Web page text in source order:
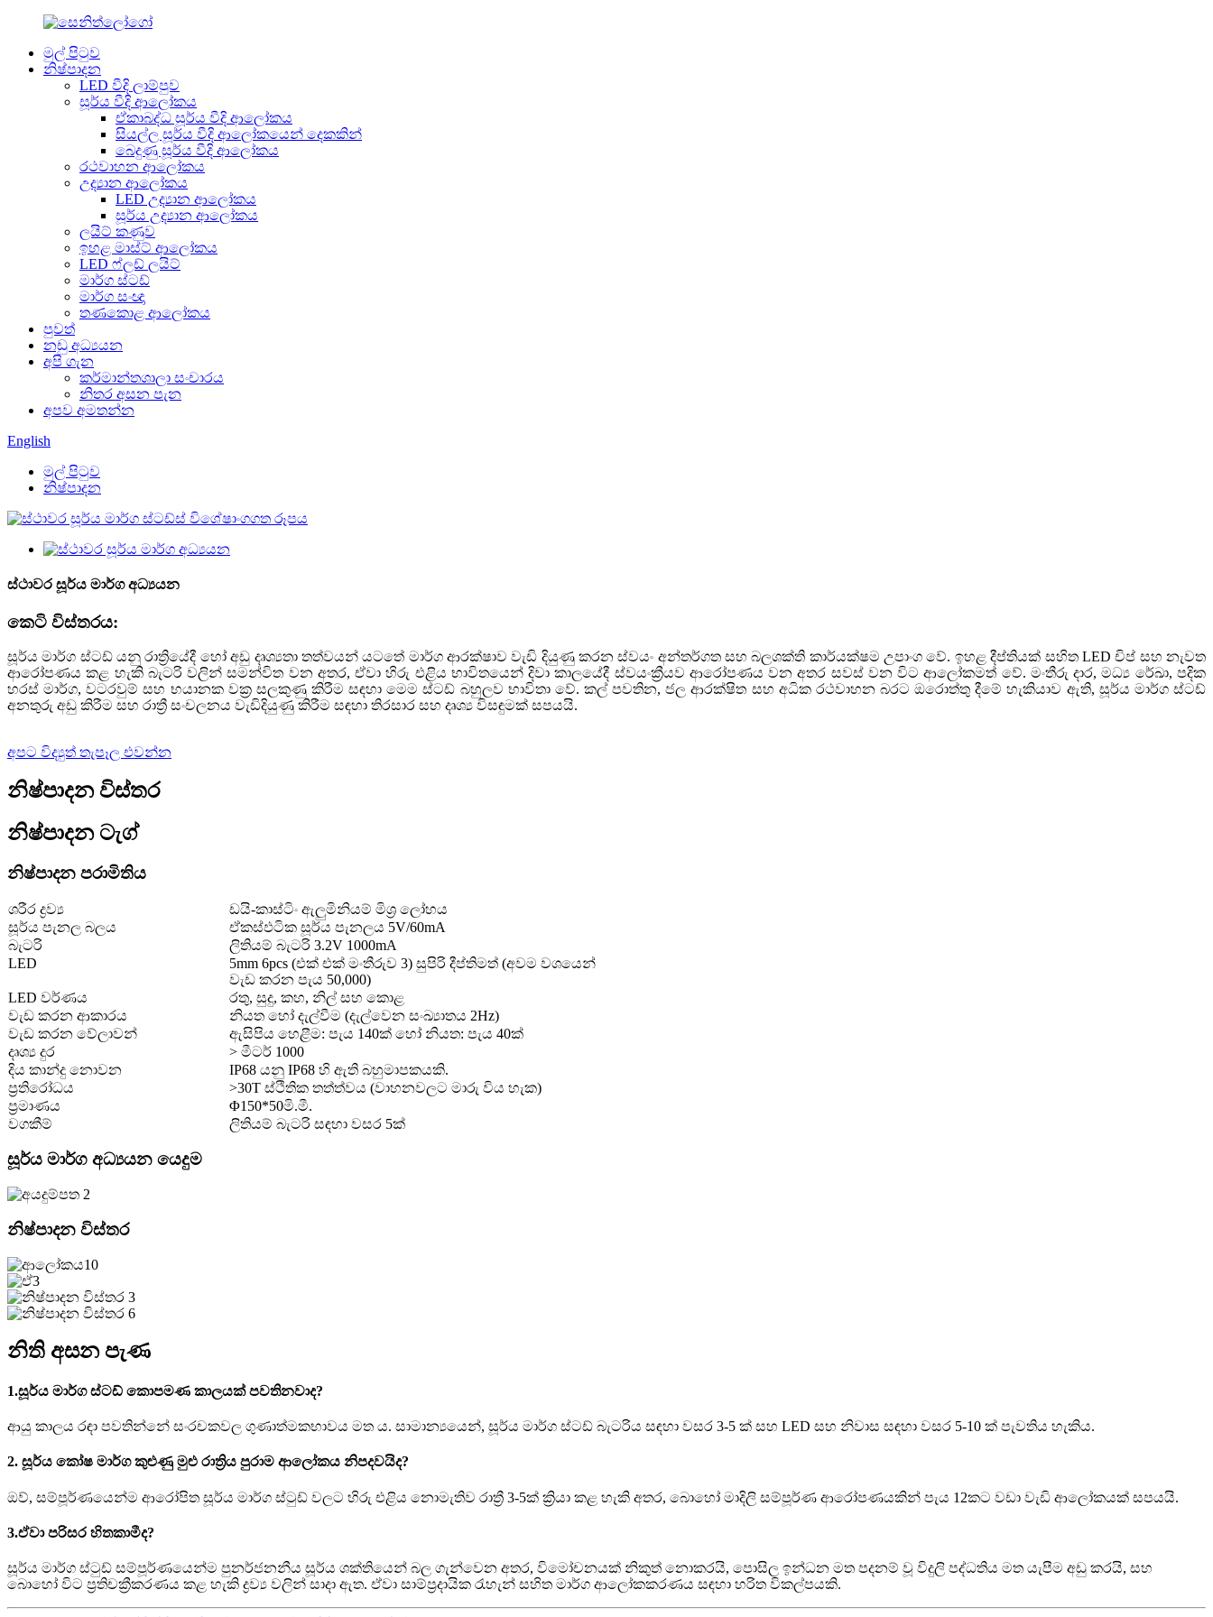
මුල් පිටුව
නිෂ්පාදන
LED වීදි ලාම්පුව
සූර්ය වීදි ආලෝකය
ඒකාබද්ධ සූර්ය වීදි ආලෝකය
සියල්ල සූර්ය වීදි ආලෝකයෙන් දෙකකින්
බෙදුණු සූර්ය වීදි ආලෝකය
රථවාහන ආලෝකය
උද්‍යාන ආලෝකය
LED උද්‍යාන ආලෝකය
සූර්ය උද්‍යාන ආලෝකය
ලයිට් කණුව
ඉහළ මාස්ට් ආලෝකය
LED ෆ්ලඩ් ලයිට්
මාර්ග ස්ටඩ්
මාර්ග සංඥා
තණකොළ ආලෝකය
පුවත්
නඩු අධ්‍යයන
අපි ගැන
කර්මාන්තශාලා සංචාරය
නිතර අසන පැන
අපව අමතන්න
English
මුල් පිටුව
නිෂ්පාදන
ස්ථාවර සූර්ය මාර්ග අධ්‍යයන
කෙටි විස්තරය:
සූර්ය මාර්ග ස්ටඩ් යනු රාත්‍රියේදී හෝ අඩු දෘශ්‍යතා තත්වයන් යටතේ මාර්ග ආරක්ෂාව වැඩි දියුණු කරන ස්වයං අන්තර්ගත සහ බලශක්ති කාර්යක්ෂම උපාංග වේ. ඉහළ දීප්තියක් සහිත LED චිප් සහ නැවත
ආරෝපණය කළ හැකි බැටරි වලින් සමන්විත වන අතර, ඒවා හිරු එළිය භාවිතයෙන් දිවා කාලයේදී ස්වයංක්‍රීයව ආරෝපණය වන අතර සවස් වන විට ආලෝකමත් වේ. මංතීරු දාර, මධ්‍ය රේඛා, පදික
හරස් මාර්ග, වටරවුම් සහ භයානක වක්‍ර සලකුණු කිරීම සඳහා මෙම ස්ටඩ් බහුලව භාවිතා වේ. කල් පවතින, ජල ආරක්ෂිත සහ අධික රථවාහන බරට ඔරොත්තු දීමේ හැකියාව ඇති, සූර්ය මාර්ග ස්ටඩ්
අනතුරු අඩු කිරීම සහ රාත්‍රී සංචලනය වැඩිදියුණු කිරීම සඳහා තිරසාර සහ දෘශ්‍ය විසඳුමක් සපයයි.
අපට විද්‍යුත් තැපෑල එවන්න
නිෂ්පාදන විස්තර
නිෂ්පාදන ටැග්
නිෂ්පාදන පරාමිතිය
ශරීර ද්‍රව්‍ය
ඩයි-කාස්ටිං ඇලුමිනියම් මිශ්‍ර ලෝහය
සූර්ය පැනල බලය
ඒකස්ඵටික සූර්ය පැනලය 5V/60mA
බැටරි
ලිතියම් බැටරි 3.2V 1000mA
LED
5mm 6pcs (එක් එක් මංතීරුව 3) සුපිරි දීප්තිමත් (අවම වශයෙන්
වැඩ කරන පැය 50,000)
LED වර්ණය
රතු, සුදු, කහ, නිල් සහ කොළ
වැඩ කරන ආකාරය
නියත හෝ දැල්වීම (දැල්වෙන සංඛ්‍යාතය 2Hz)
වැඩ කරන වේලාවන්
ඇසිපිය හෙළීම: පැය 140ක් හෝ නියත: පැය 40ක්
දෘශ්‍ය දුර
> මීටර් 1000
දිය කාන්දු නොවන
IP68 යනු IP68 හි ඇති බහුමාපකයකි.
ප්‍රතිරෝධය
>30T ස්ථිතික තත්ත්වය (වාහනවලට මාරු විය හැක)
ප්‍රමාණය
Φ150*50මි.මී.
වගකීම්
ලිතියම් බැටරි සඳහා වසර 5ක්
සූර්ය මාර්ග අධ්‍යයන යෙදුම
නිෂ්පාදන විස්තර
නිති අසන පැණ
1.සූර්ය මාර්ග ස්ටඩ් කොපමණ කාලයක් පවතිනවාද?
ආයු කාලය රඳා පවතින්නේ සංරචකවල ගුණාත්මකභාවය මත ය. සාමාන්‍යයෙන්, සූර්ය මාර්ග ස්ටඩ් බැටරිය සඳහා වසර 3-5 ක් සහ LED සහ නිවාස සඳහා වසර 5-10 ක් පැවතිය හැකිය.
2. සූර්ය කෝෂ මාර්ග කුළුණු මුළු රාත්‍රිය පුරාම ආලෝකය නිපදවයිද?
ඔව්, සම්පූර්ණයෙන්ම ආරෝපිත සූර්ය මාර්ග ස්ටුඩ් වලට හිරු එළිය නොමැතිව රාත්‍රී 3-5ක් ක්‍රියා කළ හැකි අතර, බොහෝ මාදිලි සම්පූර්ණ ආරෝපණයකින් පැය 12කට වඩා වැඩි ආලෝකයක් සපයයි.
3.ඒවා පරිසර හිතකාමීද?
සූර්ය මාර්ග ස්ටුඩ් සම්පූර්ණයෙන්ම පුනර්ජනනීය සූර්ය ශක්තියෙන් බල ගැන්වෙන අතර, විමෝචනයක් නිකුත් නොකරයි, පොසිල ඉන්ධන මත පදනම් වූ විදුලි පද්ධතිය මත යැපීම අඩු කරයි, සහ
බොහෝ විට ප්‍රතිචක්‍රීකරණය කළ හැකි ද්‍රව්‍ය වලින් සාදා ඇත. ඒවා සාම්ප්‍රදායික රැහැන් සහිත මාර්ග ආලෝකකරණය සඳහා හරිත විකල්පයකි.